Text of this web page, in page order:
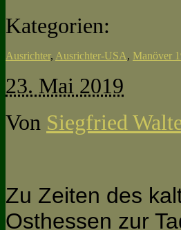
Kategorien:
Ausrichter, Ausrichter-USA, Manöver
23. Mai 2019
Von Siegfried
Zu Zeiten des
Osthessen zur